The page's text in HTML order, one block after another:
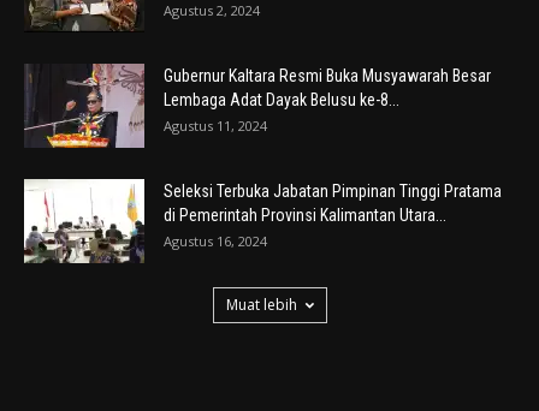
Agustus 2, 2024
Gubernur Kaltara Resmi Buka Musyawarah Besar
Lembaga Adat Dayak Belusu ke-8...
Agustus 11, 2024
Seleksi Terbuka Jabatan Pimpinan Tinggi Pratama
di Pemerintah Provinsi Kalimantan Utara...
Agustus 16, 2024
Muat lebih